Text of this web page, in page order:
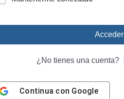
Acceder
¿No tienes una cuenta?
Continua con Google